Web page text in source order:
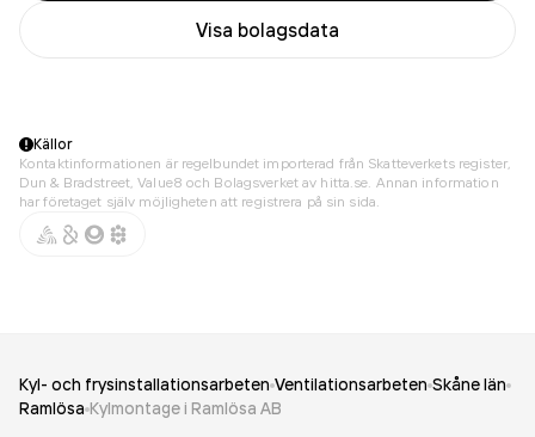
Visa bolagsdata
Källor
Kontaktinformationen är regelbundet importerad från Skatteverkets register,
Dun & Bradstreet, Value8 och Bolagsverket av hitta.se. Annan information
har företaget själv möjligheten att registrera på sin sida.
Kyl- och frysinstallationsarbeten Ventilationsarbeten Skåne län
Ramlösa Kylmontage i Ramlösa AB